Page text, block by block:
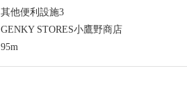
其他便利設施3
GENKY STORES小鷹野商店
95m